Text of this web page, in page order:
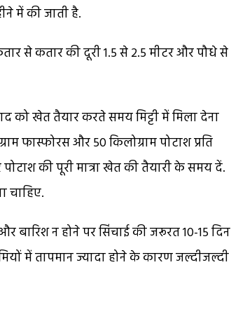
में की जाती है.
से कतार की दूरी 1.5 से 2.5 मीटर और पौधे से
को खेत तैयार करते समय मिट्टी में मिला देना
फास्फोरस और 50 किलोग्राम पोटाश प्रति
की पूरी मात्रा खेत की तैयारी के समय दें.
चाहिए.
न होने पर सिंचाई की जरूरत 10-15 दिन
में तापमान ज्यादा होने के कारण जल्दीजल्दी